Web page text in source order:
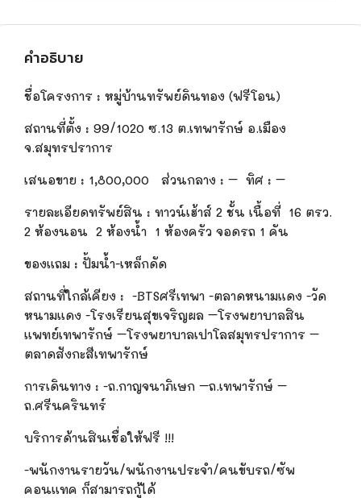
คำอธิบาย
ชื่อโครงการ : หมู่บ้านทรัพย์ดินทอง (ฟรีโอน)
สถานที่ตั้ง : 99/1020 ซ.13 ต.เทพารักษ์ อ.เมือง
จ.สมุทรปราการ
เสนอขาย : 1,800,000 ส่วนกลาง : – ทิศ : –
รายละเอียดทรัพย์สิน : ทาวน์เฮ้าส์ 2 ชั้น เนื้อที่ 16 ตรว.
2 ห้องนอน 2 ห้องน้ำ 1 ห้องครัว จอดรถ 1 คัน
ของแถม : ปั้มน้ำ-เหล็กดัด
สถานที่ใกล้เคียง : -BTSศรีเทพา -ตลาดหนามแดง -วัด
หนามแดง -โรงเรียนสุขเจริญผล –โรงพยาบาลสิน
แพทย์เทพารักษ์ –โรงพยาบาลเปาโลสมุทรปราการ –
ตลาดสังกะสีเทพารักษ์
การเดินทาง : -ถ.กาญจนาภิเษก –ถ.เทพารักษ์ –
ถ.ศรีนครินทร์
บริการด้านสินเชื่อให้ฟรี !!!
-พนักงานรายวัน/พนักงานประจำ/คนขับรถ/ซัพ
คอนแทค ก็สามารถกู้ได้